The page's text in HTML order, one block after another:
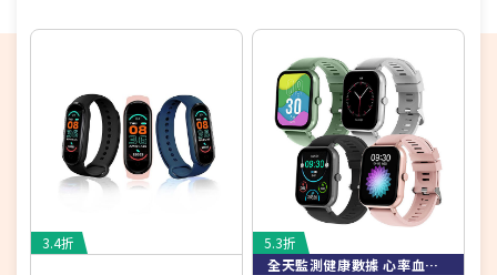
義1組錶面(自選相片)
創新旋轉撥輪智慧技術，錶冠操作方便
可設定睡眠/計步/運動鍛鍊目標，監控24小時心律/血氧等
健康紀錄，並設定起床鬧鐘/久坐提醒/喝水提醒等功能，協
助您養成健康習慣
ABS/ 玻纖混合塑鋼錶殼搭配2.5D弧面高硬度耐刮玻璃鏡片
獨家搭配負離子能量TPU矽膠磁吸錶帶，2000單位高含量
彷彿置身於森林浴中
奈米技術將電氣石..熔入錶帶內，均衡能量穩定釋放長時間
3.4折
5.3折
全天監測健康數據 心率血氧 經期睡眠